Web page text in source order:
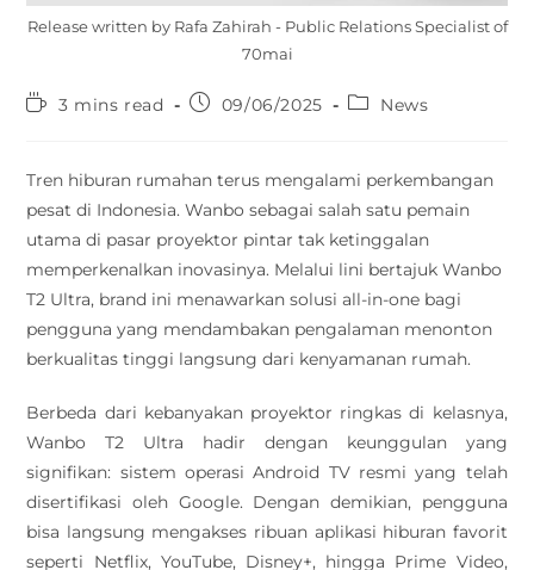
Release written by Rafa Zahirah - Public Relations Specialist of
70mai
3 mins read 09/06/2025 News
Tren hiburan rumahan terus mengalami perkembangan
pesat di Indonesia. Wanbo sebagai salah satu pemain
utama di pasar proyektor pintar tak ketinggalan
memperkenalkan inovasinya. Melalui lini bertajuk Wanbo
T2 Ultra, brand ini menawarkan solusi all-in-one bagi
pengguna yang mendambakan pengalaman menonton
berkualitas tinggi langsung dari kenyamanan rumah.
Berbeda dari kebanyakan proyektor ringkas di kelasnya,
Wanbo T2 Ultra hadir dengan keunggulan yang
signifikan: sistem operasi Android TV resmi yang telah
disertifikasi oleh Google. Dengan demikian, pengguna
bisa langsung mengakses ribuan aplikasi hiburan favorit
seperti Netflix, YouTube, Disney+, hingga Prime Video,